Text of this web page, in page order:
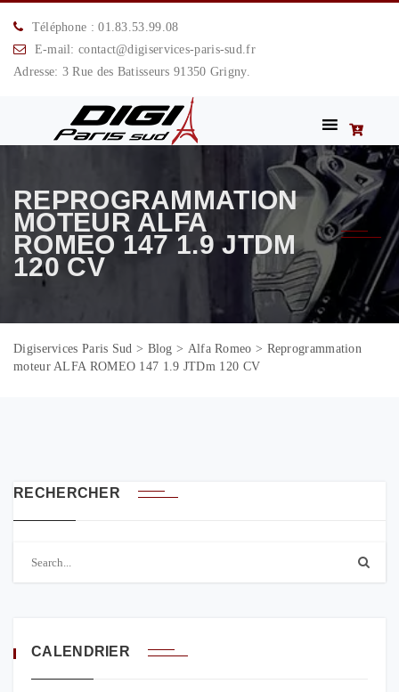
Téléphone : 01.83.53.99.08
E-mail: contact@digiservices-paris-sud.fr
Adresse: 3 Rue des Batisseurs 91350 Grigny.
REPROGRAMMATION
MOTEUR ALFA
ROMEO 147 1.9 JTDM
120 CV
Digiservices Paris Sud > Blog > Alfa Romeo > Reprogrammation
moteur ALFA ROMEO 147 1.9 JTDm 120 CV
RECHERCHER
CALENDRIER